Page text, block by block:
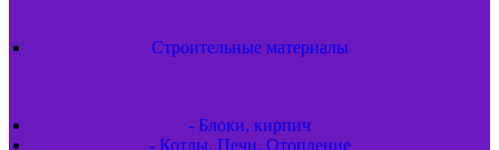
Строительные материалы
- Блоки, кирпич
- Котлы, Печи, Отопление